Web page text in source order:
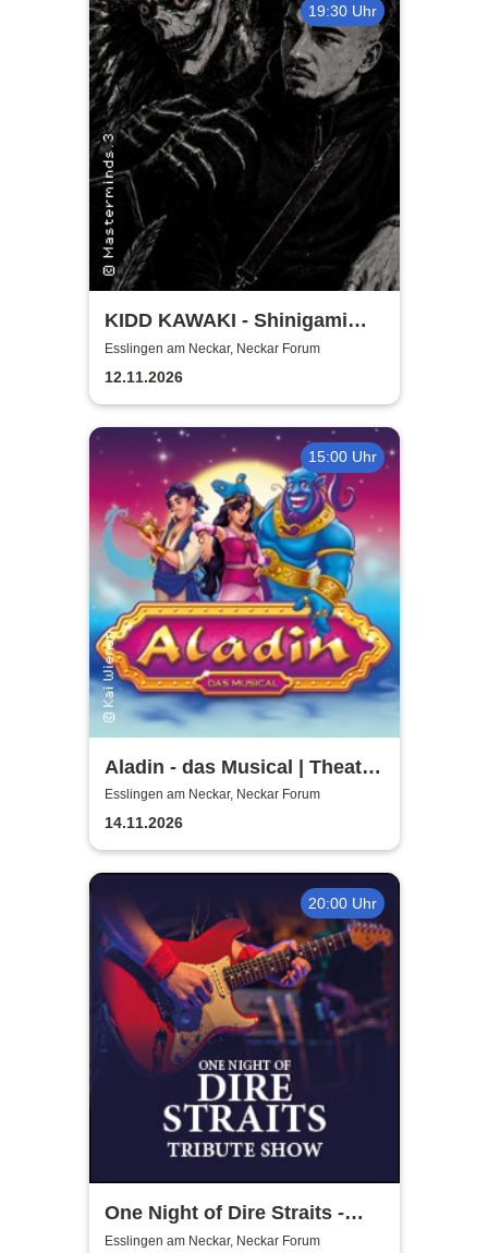
19:30 Uhr
KIDD KAWAKI - Shinigami
Tour
Esslingen am Neckar, Neckar Forum
12.11.2026
15:00 Uhr
Aladin - das Musical | Theater
Liberi
Esslingen am Neckar, Neckar Forum
14.11.2026
20:00 Uhr
One Night of Dire Straits -
Tribute Show
Esslingen am Neckar, Neckar Forum